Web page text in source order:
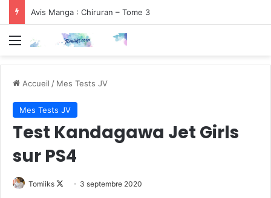
Avis Manga : Chiruran – Tome 3
Menu
Accueil / Mes Tests JV
Mes Tests JV
Test Kandagawa Jet Girls
sur PS4
Tomiiks
Follow3 septembre 2020